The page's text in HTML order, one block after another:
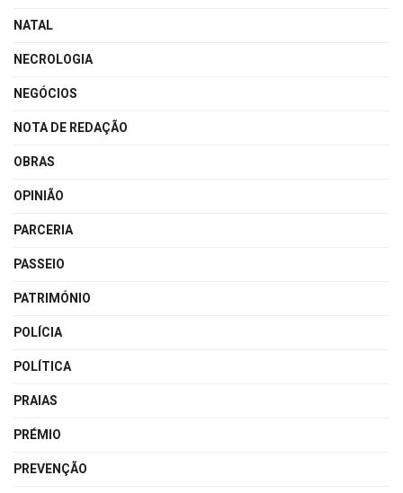
NATAL
NECROLOGIA
NEGÓCIOS
NOTA DE REDAÇÃO
OBRAS
OPINIÃO
PARCERIA
PASSEIO
PATRIMÓNIO
POLÍCIA
POLÍTICA
PRAIAS
PRÉMIO
PREVENÇÃO